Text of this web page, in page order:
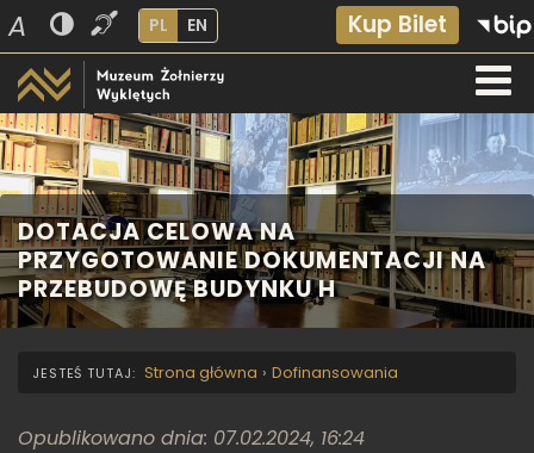
A PL EN Kup Bilet
DOTACJA CELOWA NA
PRZYGOTOWANIE DOKUMENTACJI NA
PRZEBUDOWĘ BUDYNKU H
Strona główna › Dofinansowania
Opublikowano dnia: 07.02.2024, 16:24